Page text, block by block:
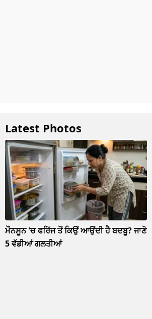
Latest Photos
ਮੌਨਸੂਨ 'ਚ ਫਰਿੱਜ ਤੋਂ ਕਿਉਂ ਆਉਂਦੀ ਹੈ ਬਦਬੂ? ਜਾਣੋ
5 ਵੱਡੀਆਂ ਗਲਤੀਆਂ